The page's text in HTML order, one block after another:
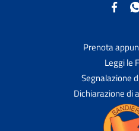
Prenota
Leggi le
Segnalazione
Dichiarazione di